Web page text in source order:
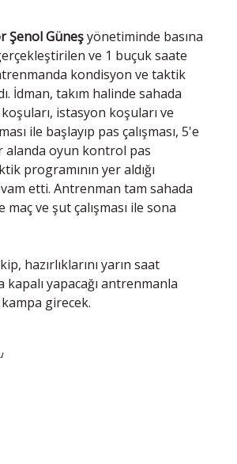
Şenol Güneşyönetiminde basına
ve 1 buçuk saate
kondisyon ve taktik
İdman, takım halinde sahada
koşuları, istasyon koşuları ve
ile başlayıp pas çalışması, 5'e
alanda oyun kontrol pas
programının yer aldığı
etti. Antrenman tam sahada
maç ve şut çalışması ile sona
hazırlıklarını yarın saat
kapalı yapacağı antrenmanla
girecek.